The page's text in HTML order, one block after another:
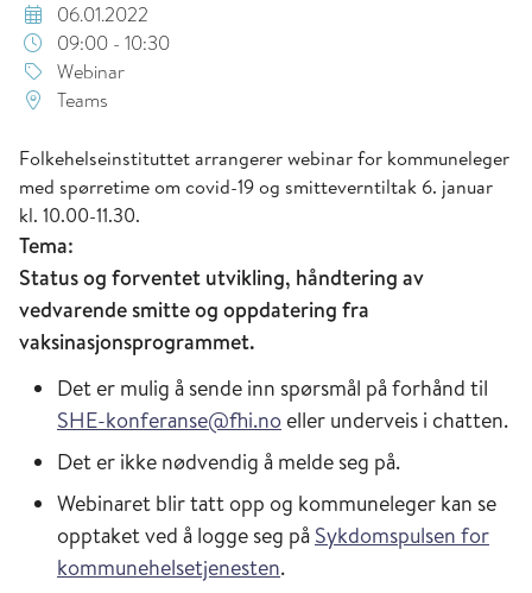
06.01.2022
09:00 - 10:30
Webinar
Teams
Folkehelseinstituttet arrangerer webinar for kommuneleger
med spørretime om covid-19 og smitteverntiltak 6. januar
kl. 10.00-11.30.
Tema:
Status og forventet utvikling, håndtering av
vedvarende smitte og oppdatering fra
vaksinasjonsprogrammet.
Det er mulig å sende inn spørsmål på forhånd til
SHE-konferanse@fhi.no eller underveis i chatten.
Det er ikke nødvendig å melde seg på.
Webinaret blir tatt opp og kommuneleger kan se
opptaket ved å logge seg på Sykdomspulsen for
kommunehelsetjenesten.